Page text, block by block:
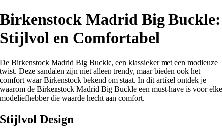
Birkenstock Madrid Big Buckle:
Stijlvol en Comfortabel
De Birkenstock Madrid Big Buckle, een klassieker met een modieuze
twist. Deze sandalen zijn niet alleen trendy, maar bieden ook het
comfort waar Birkenstock bekend om staat. In dit artikel ontdek je
waarom de Birkenstock Madrid Big Buckle een must-have is voor elke
modeliefhebber die waarde hecht aan comfort.
Stijlvol Design